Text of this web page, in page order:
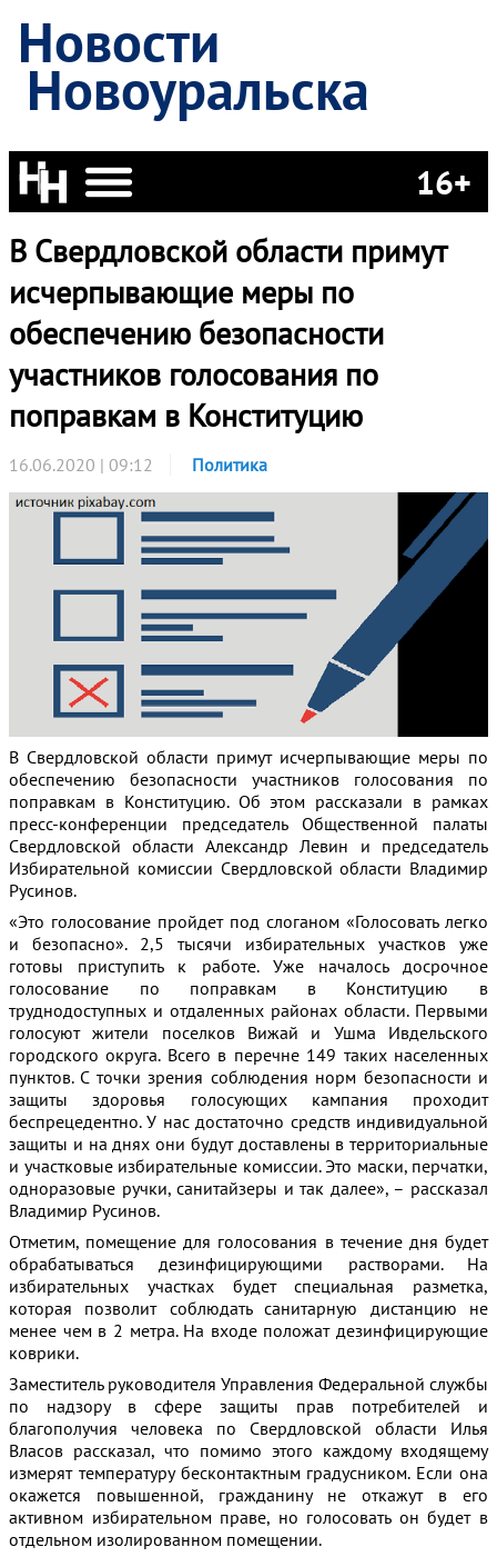
Новости
Новоуральска
16+
В Свердловской области примут
исчерпывающие меры по
обеспечению безопасности
участников голосования по
поправкам в Конституцию
16.06.2020 | 09:12 Политика
В Свердловской области примут исчерпывающие меры по
обеспечению безопасности участников голосования по
поправкам в Конституцию. Об этом рассказали в рамках
пресс-конференции председатель Общественной палаты
Свердловской области Александр Левин и председатель
Избирательной комиссии Свердловской области Владимир
Русинов.
«Это голосование пройдет под слоганом «Голосовать легко
и безопасно». 2,5 тысячи избирательных участков уже
готовы приступить к работе. Уже началось досрочное
голосование по поправкам в Конституцию в
труднодоступных и отдаленных районах области. Первыми
голосуют жители поселков Вижай и Ушма Ивдельского
городского округа. Всего в перечне 149 таких населенных
пунктов. С точки зрения соблюдения норм безопасности и
защиты здоровья голосующих кампания проходит
беспрецедентно. У нас достаточно средств индивидуальной
защиты и на днях они будут доставлены в территориальные
и участковые избирательные комиссии. Это маски, перчатки,
одноразовые ручки, санитайзеры и так далее», – рассказал
Владимир Русинов.
Отметим, помещение для голосования в течение дня будет
обрабатываться дезинфицирующими растворами. На
избирательных участках будет специальная разметка,
которая позволит соблюдать санитарную дистанцию не
менее чем в 2 метра. На входе положат дезинфицирующие
коврики.
Заместитель руководителя Управления Федеральной службы
по надзору в сфере защиты прав потребителей и
благополучия человека по Свердловской области Илья
Власов рассказал, что помимо этого каждому входящему
измерят температуру бесконтактным градусником. Если она
окажется повышенной, гражданину не откажут в его
активном избирательном праве, но голосовать он будет в
отдельном изолированном помещении.